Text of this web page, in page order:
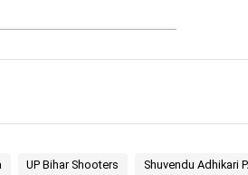
UP Bihar Shooters Shuvendu Adhikari